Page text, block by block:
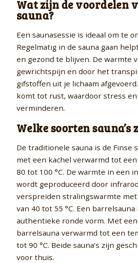
Wat zijn de voordelen
sauna?
Een saunasessie is ideaal om te
Regelmatig in de sauna gaan
en gezond te blijven. De warmte
gewrichtspijn en door het
gifstoffen uit je lichaam
komt tot rust, waardoor stress
verminderen.
Welke soorten sauna’s
De traditionele sauna is de Finse
met een kachel verwarmd tot
80 tot 100 °C. De warmte in een
wordt geproduceerd door
verspreiden stralingswarmte
van 40 tot 55 °C. Een
authentieke ronde vorm. Met
barrelsauna verwarmd tot een
tot 90 °C. Beide sauna’s zijn
voor thuis.